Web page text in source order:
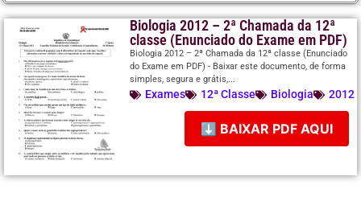
Biologia 2012 – 2ª Chamada da 12ª
classe (Enunciado do Exame em PDF)
Biologia 2012 – 2ª Chamada da 12ª classe (Enunciado
do Exame em PDF) - Baixar este documento, de forma
simples, segura e grátis,...
Exames 12ª Classe Biologia 2012
⬇ BAIXAR PDF AQUI